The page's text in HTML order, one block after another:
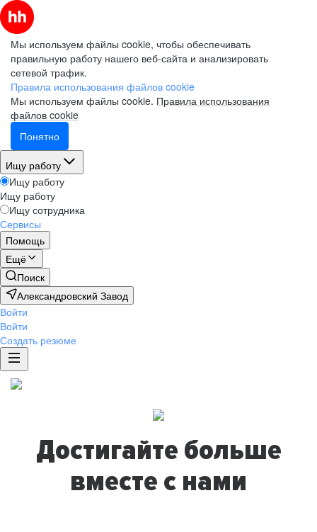
Мы используем файлы cookie, чтобы обеспечивать
правильную работу нашего веб-сайта и анализировать
сетевой трафик.
Правила использования файлов cookie
Мы используем файлы cookie. Правила использования
файлов cookie
Понятно
Ищу работу
Ищу работу
Ищу работу
Ищу сотрудника
Сервисы
Помощь
Ещё
Поиск
Александровский Завод
Войти
Войти
Создать резюме
Достигайте больше
вместе с нами